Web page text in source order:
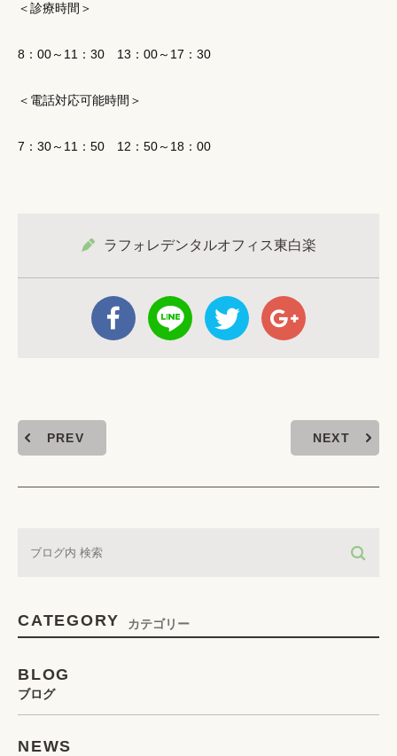
＜診療時間＞
8：00～11：30 13：00～17：30
＜電話対応可能時間＞
7：30～11：50 12：50～18：00
ラフォレデンタルオフィス東白楽
PREV NEXT
CATEGORY カテゴリー
BLOG
ブログ
NEWS